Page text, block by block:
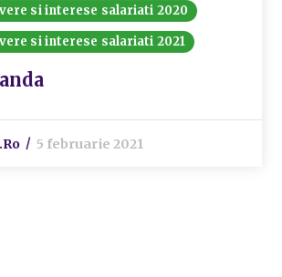
si interese salariati 2020
si interese salariati 2021
5 februarie 2021